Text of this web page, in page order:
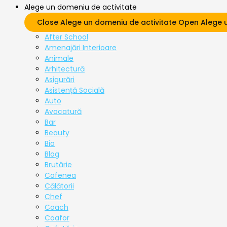
Alege un domeniu de activitate
Close Alege un domeniu de activitate Open Alege
After School
Amenajări Interioare
Animale
Arhitectură
Asigurări
Asistență Socială
Auto
Avocatură
Bar
Beauty
Bio
Blog
Brutărie
Cafenea
Călătorii
Chef
Coach
Coafor